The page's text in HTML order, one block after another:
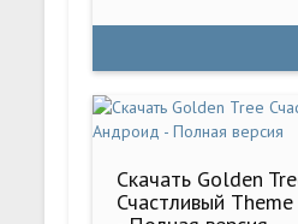
Скачать Golden
Счастливый